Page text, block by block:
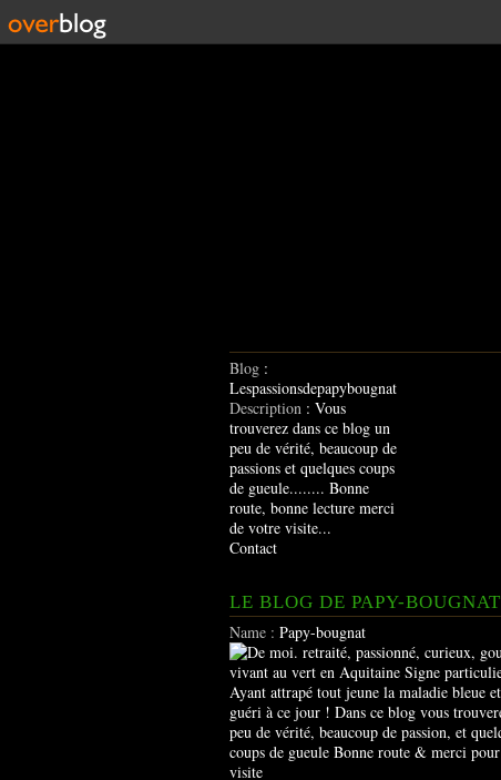
Blog :
Lespassionsdepapybougnat
Description : Vous
trouverez dans ce blog un
peu de vérité, beaucoup de
passions et quelques coups
de gueule........ Bonne
route, bonne lecture merci
de votre visite...
Contact
LE BLOG DE PAPY-BOUGNAT
Name : Papy-bougnat